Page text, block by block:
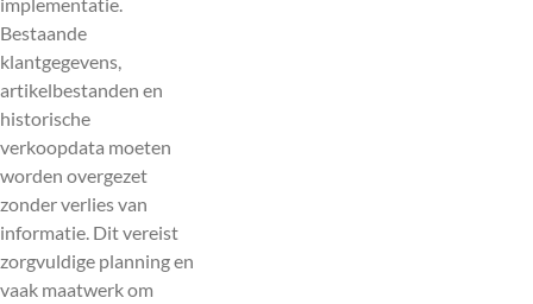
Bestaande
klantgegevens,
artikelbestanden en
historische
verkoopdata moeten
worden overgezet
zonder verlies van
informatie. Dit vereist
zorgvuldige planning en
vaak maatwerk om